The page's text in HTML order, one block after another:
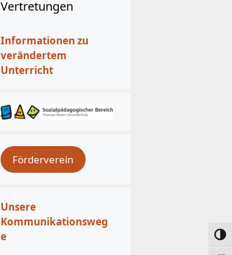
Vertretungen
Informationen zu
verändertem
Unterricht
Förderverein
Unsere
Kommunikationsweg
e